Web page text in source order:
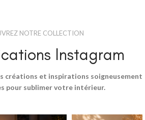
NOTRE COLLECTION
Instagram
créations et inspirations soigneusement
pour sublimer votre intérieur.